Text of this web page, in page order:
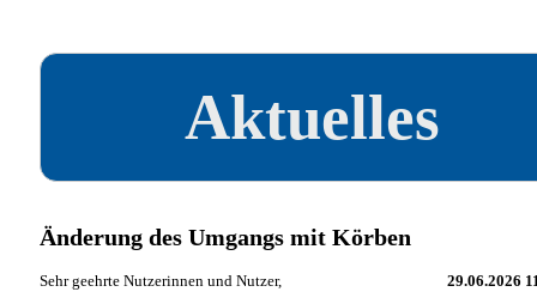
Aktuelles
Änderung des Umgangs mit Körben
29.06.2026
Sehr geehrte Nutzerinnen und Nutzer,